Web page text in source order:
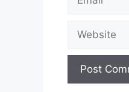
Website